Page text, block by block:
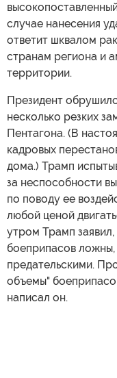
случае нанесения
ответит шквалом
странам региона и
территории.
Президент
несколько резких
Пентагона. (В
кадровых
дома.) Трамп
за неспособности
по поводу ее
любой ценой
утром Трамп
боеприпасов ложны,
предательскими.
объемы"
написал он.